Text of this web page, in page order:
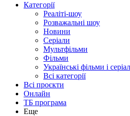
Категорії
Реаліті-шоу
Розважальні шоу
Новини
Серіали
Мультфільми
Фільми
Українські фільми і
Всі категорії
Всі проєкти
Онлайн
ТБ програма
Еще